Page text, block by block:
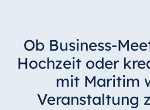
Airport Hotel
Hannover
Hotel Ingolstadt
Hotel Bellevue
Kiel
Ob Business-
Hochzeit oder
mit Maritim
Veranstaltung